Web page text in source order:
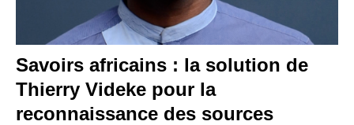
Savoirs africains : la solution de
Thierry Videke pour la
reconnaissance des sources